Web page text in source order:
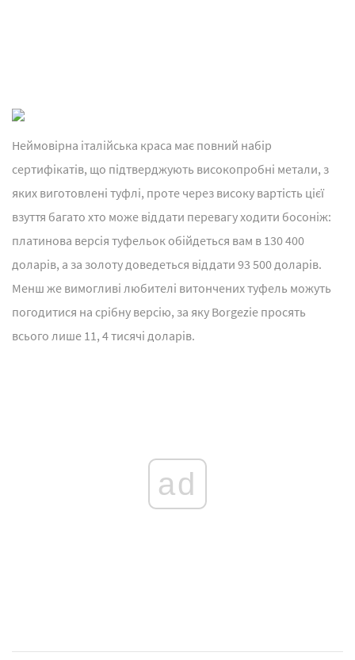
Неймовірна італійська краса має повний набір
сертифікатів, що підтверджують високопробні метали, з
яких виготовлені туфлі, проте через високу вартість цієї
взуття багато хто може віддати перевагу ходити босоніж:
платинова версія туфельок обійдеться вам в 130 400
доларів, а за золоту доведеться віддати 93 500 доларів.
Менш же вимогливі любителі витончених туфель можуть
погодитися на срібну версію, за яку Borgezie просять
всього лише 11, 4 тисячі доларів.
ad